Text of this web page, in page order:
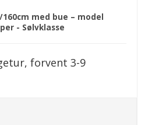
med bue – model
- Sølvklasse
forvent 3-9